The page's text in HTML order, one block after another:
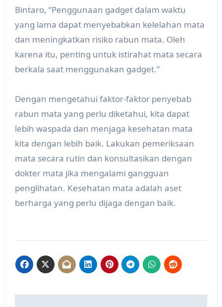
Bintaro, “Penggunaan gadget dalam waktu
yang lama dapat menyebabkan kelelahan mata
dan meningkatkan risiko rabun mata. Oleh
karena itu, penting untuk istirahat mata secara
berkala saat menggunakan gadget.”
Dengan mengetahui faktor-faktor penyebab
rabun mata yang perlu diketahui, kita dapat
lebih waspada dan menjaga kesehatan mata
kita dengan lebih baik. Lakukan pemeriksaan
mata secara rutin dan konsultasikan dengan
dokter mata jika mengalami gangguan
penglihatan. Kesehatan mata adalah aset
berharga yang perlu dijaga dengan baik.